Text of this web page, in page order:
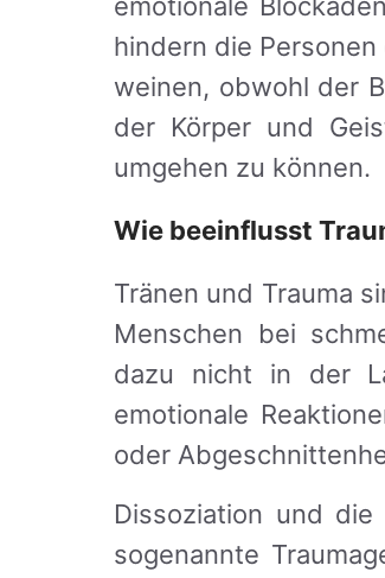
hindern die
weinen, obwohl der
der Körper und
umgehen zu können.
Wie beeinflusst
Tränen und Trauma
Menschen bei
dazu nicht in der
emotionale
oder
Dissoziation und
sogenannte